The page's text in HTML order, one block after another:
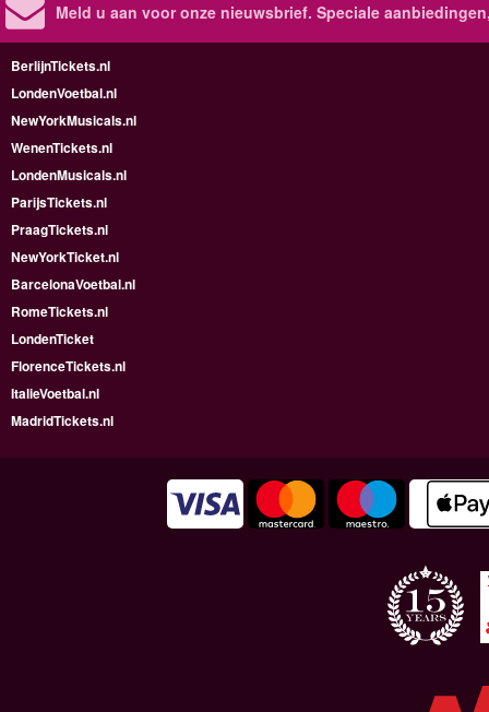
Meld u aan voor onze nieuwsbrief. Speciale
BerlijnTickets.nl
LondenVoetbal.nl
NewYorkMusicals.nl
WenenTickets.nl
LondenMusicals.nl
ParijsTickets.nl
PraagTickets.nl
NewYorkTicket.nl
BarcelonaVoetbal.nl
RomeTickets.nl
LondenTicket
FlorenceTickets.nl
ItalieVoetbal.nl
MadridTickets.nl